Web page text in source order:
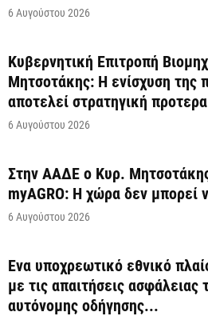
6 Αυγούστου 2026
Κυβερνητική Επιτροπή
Μητσοτάκης: Η ενίσχυση της
αποτελεί στρατηγική
6 Αυγούστου 2026
Στην ΑΑΔΕ ο Κυρ.
myAGRO: Η χώρα δεν μπορεί
6 Αυγούστου 2026
Ένα υποχρεωτικό εθνικό
με τις απαιτήσεις
αυτόνομης οδήγησης...